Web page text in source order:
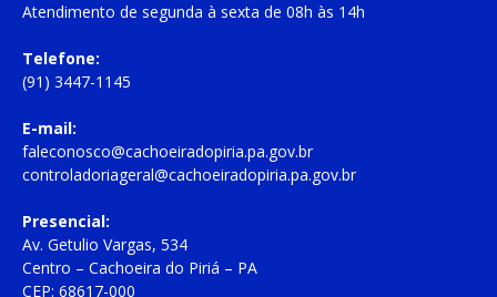
Atendimento de segunda à sexta de 08h às 14h
Telefone:
(91) 3447-1145
E-mail:
faleconosco@cachoeiradopiria.pa.gov.br
controladoriageral@cachoeiradopiria.pa.gov.br
Presencial:
Av. Getulio Vargas, 534
Centro – Cachoeira do Piriá – PA
CEP: 68617-000